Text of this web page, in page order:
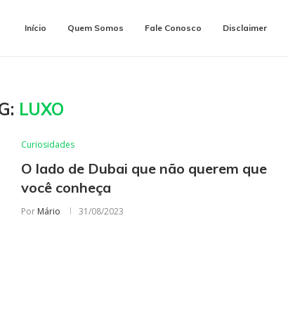
Início Quem Somos Fale Conosco Disclaimer
LUXO
Curiosidades
O lado de Dubai que não querem que
você conheça
Por Mário 31/08/2023